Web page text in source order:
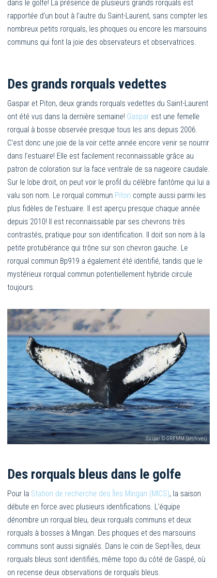
dans le golfe! La présence de plusieurs grands rorquals est
rapportée d’un bout à l’autre du Saint-Laurent, sans compter les
nombreux petits rorquals, les phoques ou encore les marsouins
communs qui font la joie des observateurs et observatrices.
Des grands rorquals vedettes
Gaspar et Piton, deux grands rorquals vedettes du Saint-Laurent
ont été vus dans la dernière semaine! Gaspar est une femelle
rorqual à bosse observée presque tous les ans depuis 2006.
C’est donc une joie de la voir cette année encore venir se nourrir
dans l’estuaire! Elle est facilement reconnaissable grâce au
patron de coloration sur la face ventrale de sa nageoire caudale.
Sur le lobe droit, on peut voir le profil du célèbre fantôme qui lui a
valu son nom. Le rorqual commun Piton compte aussi parmi les
plus fidèles de l’estuaire. Il est aperçu presque chaque année
depuis 2010! Il est reconnaissable par ses chevrons très
contrastés, pratique pour son identification. Il doit son nom à la
petite protubérance qui trône sur son chevron gauche. Le
rorqual commun Bp919 a également été identifié, tandis que le
mystérieux rorqual commun potentiellement hybride circule
toujours.
Gaspar © GREMM (archives)
Des rorquals bleus dans le golfe
Pour la Station de recherche des Îles Mingan (MICS), la saison
débute en force avec plusieurs identifications. L’équipe
dénombre un rorqual bleu, deux rorquals communs et deux
rorquals à bosses à Mingan. Des phoques et des marsouins
communs sont aussi signalés. Dans le coin de Sept-Îles, deux
rorquals bleus sont identifiés, même topo du côté de Gaspé, où
on recense deux observations de rorquals bleus.